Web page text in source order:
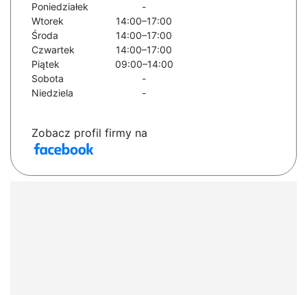
Poniedziałek
-
Wtorek
14:00–17:00
Środa
14:00–17:00
Czwartek
14:00–17:00
Piątek
09:00–14:00
Sobota
-
Niedziela
-
Zobacz profil firmy na